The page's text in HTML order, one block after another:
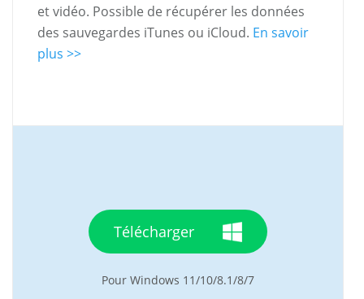
et vidéo. Possible de récupérer les données
des sauvegardes iTunes ou iCloud. En savoir
plus >>
Télécharger
Pour Windows 11/10/8.1/8/7